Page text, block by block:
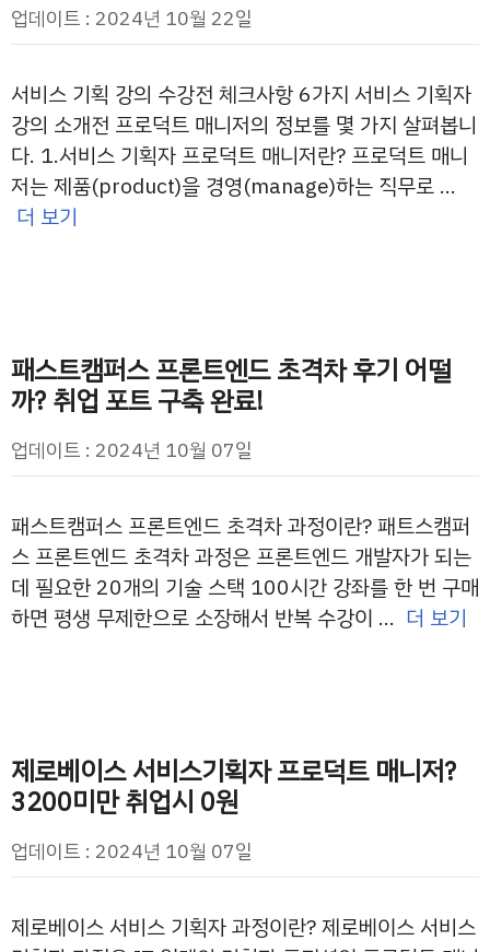
업데이트 : 2024년 10월 22일
서비스 기획 강의 수강전 체크사항 6가지 서비스 기획자
강의 소개전 프로덕트 매니저의 정보를 몇 가지 살펴봅니
다. 1.서비스 기획자 프로덕트 매니저란? 프로덕트 매니
저는 제품(product)을 경영(manage)하는 직무로 …
더 보기
패스트캠퍼스 프론트엔드 초격차 후기 어떨
까? 취업 포트 구축 완료!
업데이트 : 2024년 10월 07일
패스트캠퍼스 프론트엔드 초격차 과정이란? 패트스캠퍼
스 프론트엔드 초격차 과정은 프론트엔드 개발자가 되는
데 필요한 20개의 기술 스택 100시간 강좌를 한 번 구매
하면 평생 무제한으로 소장해서 반복 수강이 … 더 보기
제로베이스 서비스기획자 프로덕트 매니저?
3200미만 취업시 0원
업데이트 : 2024년 10월 07일
제로베이스 서비스 기획자 과정이란? 제로베이스 서비스